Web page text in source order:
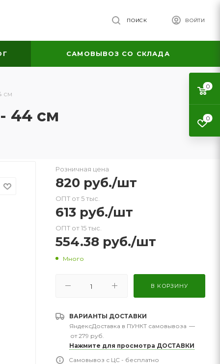
ВОЙТИ
ПОИСК
САМОВЫВОЗ СО СКЛАДА
см
44 см
Розничная цена
820 руб./шт
ОПТ от 5 тыс.
613 руб./шт
ОПТ от 15 тыс.
554.38 руб./шт
Много
В КОРЗИНУ
ВАРИАНТЫ ДОСТАВКИ
ЯндексДоставка в ПУНКТ самовывоза —
от 279 руб.
Нажмите для просмотра ДОСТАВКИ
Самовывоз с ЦС - бесплатно
0
0